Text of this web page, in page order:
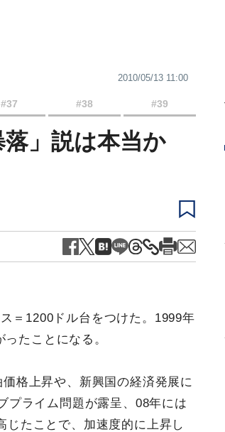
2010/05/13 11:00
#37 #38 #39
」説は本当か
＝1200ドル台をつけた。1999年
たことになる。
格上昇や、新興国の経済発展に
プライム問題が露呈、08年には
じたことで、加速度的に上昇し